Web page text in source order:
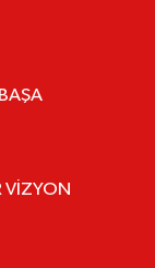
VİZYON